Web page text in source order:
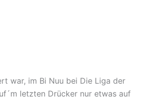
war, im Bi Nuu bei Die Liga der
letzten Drücker nur etwas auf